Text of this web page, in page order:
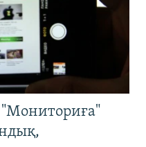
"Мониториға"